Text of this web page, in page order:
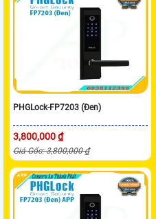
PHGLock-FP7203 (Đen)
3,800,000 ₫
Giá Gốc: 3,800,000 ₫